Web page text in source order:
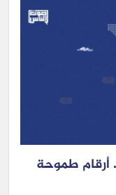
دولار… أرقام طموحة